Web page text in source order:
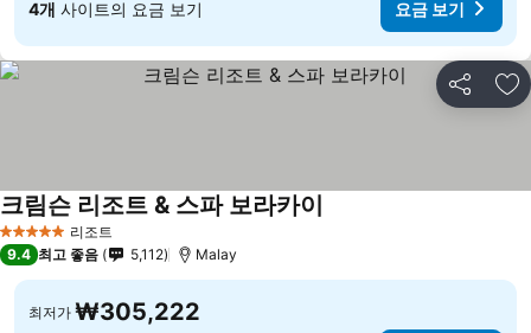
4개 사이트의 요금 보기 요금 보기
공유 즐
5 성급 리조트
크림슨 리조트 & 스파 보라카이
9.4 최고 좋음 5,112 Malay
최저가 ₩305,222